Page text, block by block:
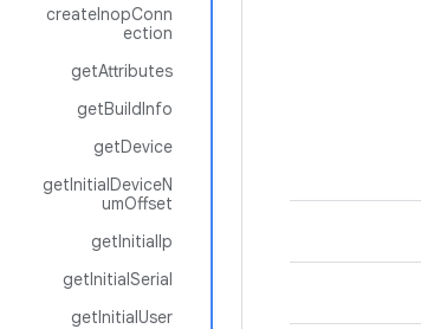
createInopConn
ection
getAttributes
getBuildInfo
getDevice
getInitialDeviceN
umOffset
getInitialIp
getInitialSerial
getInitialUser